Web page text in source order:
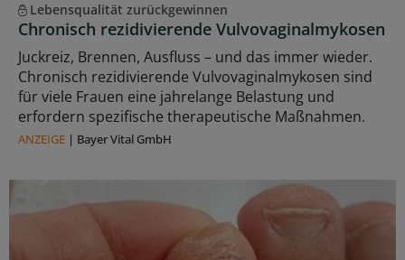
Lebensqualität zurückgewinnen
Chronisch rezidivierende Vulvovaginalmykosen
Juckreiz, Brennen, Ausfluss – und das immer wieder.
Chronisch rezidivierende Vulvovaginalmykosen sind
für viele Frauen eine jahrelange Belastung und
erfordern spezifische therapeutische Maßnahmen.
ANZEIGE | Bayer Vital GmbH